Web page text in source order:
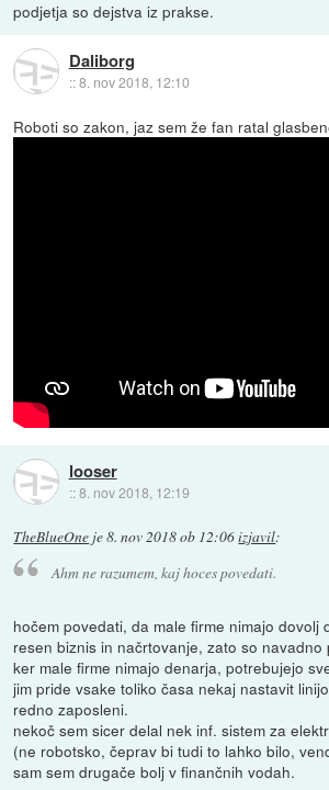
podjetja so dejstva iz prakse.
Daliborg
::8. nov 2018, 12:10
Roboti so zakon, jaz sem že fan ratal
looser
::8. nov 2018, 12:19
TheBlueOne je8. nov 2018 ob 12:06izjavil:
Ahm ne razumem, kaj hoces povedati.
hočem povedati, da male firme nimajo dovolj
resen biznis in načrtovanje, zato so navadno
ker male firme nimajo denarja, potrebujejo
jim pride vsake toliko časa nekaj nastavit
redno zaposleni.
nekoč sem sicer delal nek inf. sistem za
(ne robotsko, čeprav bi tudi to lahko bilo,
sam sem drugače bolj v finančnih vodah.